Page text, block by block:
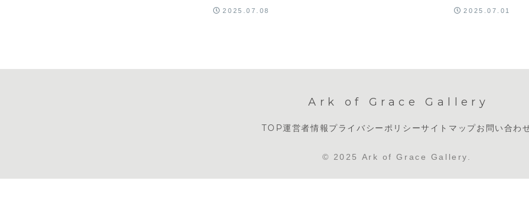
2025.07.08 2025.07.01
Ark of Grace Gallery
TOP運営者情報プライバシーポリシーサイトマップお問い合わ
© 2025 Ark of Grace Gallery.